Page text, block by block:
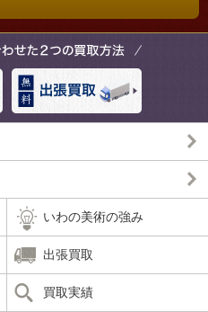
いわの美術の強み
出張買取
買取実績